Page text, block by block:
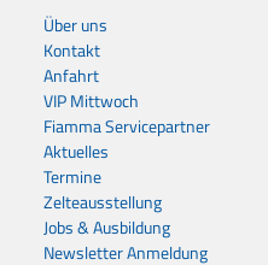
Über uns
Kontakt
Anfahrt
VIP Mittwoch
Fiamma Servicepartner
Aktuelles
Termine
Zelteausstellung
Jobs & Ausbildung
Newsletter Anmeldung